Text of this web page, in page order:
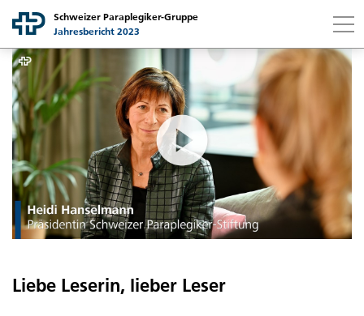
Schweizer Paraplegiker-Gruppe
Jahresbericht 2023
Gruppe
Schweizer Paraplegiker-Gruppe auf einen Blick
Botschaft Stiftungsratspräsidentin
Strategische Leistungsfelder
Gesellschaften
Schweizer Paraplegiker-Stiftung
Schweizer Paraplegiker-Vereinigung
Finanzbericht
Bilanz
Ich suche nach...
Link to content
Link to contact page
Liebe Leserin, lieber Leser